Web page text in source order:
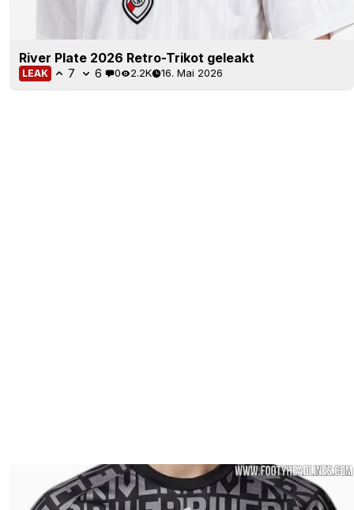
River Plate 2026 Retro-Trikot geleakt
LEAK 7 6 0 2.2K 16. Mai 2026